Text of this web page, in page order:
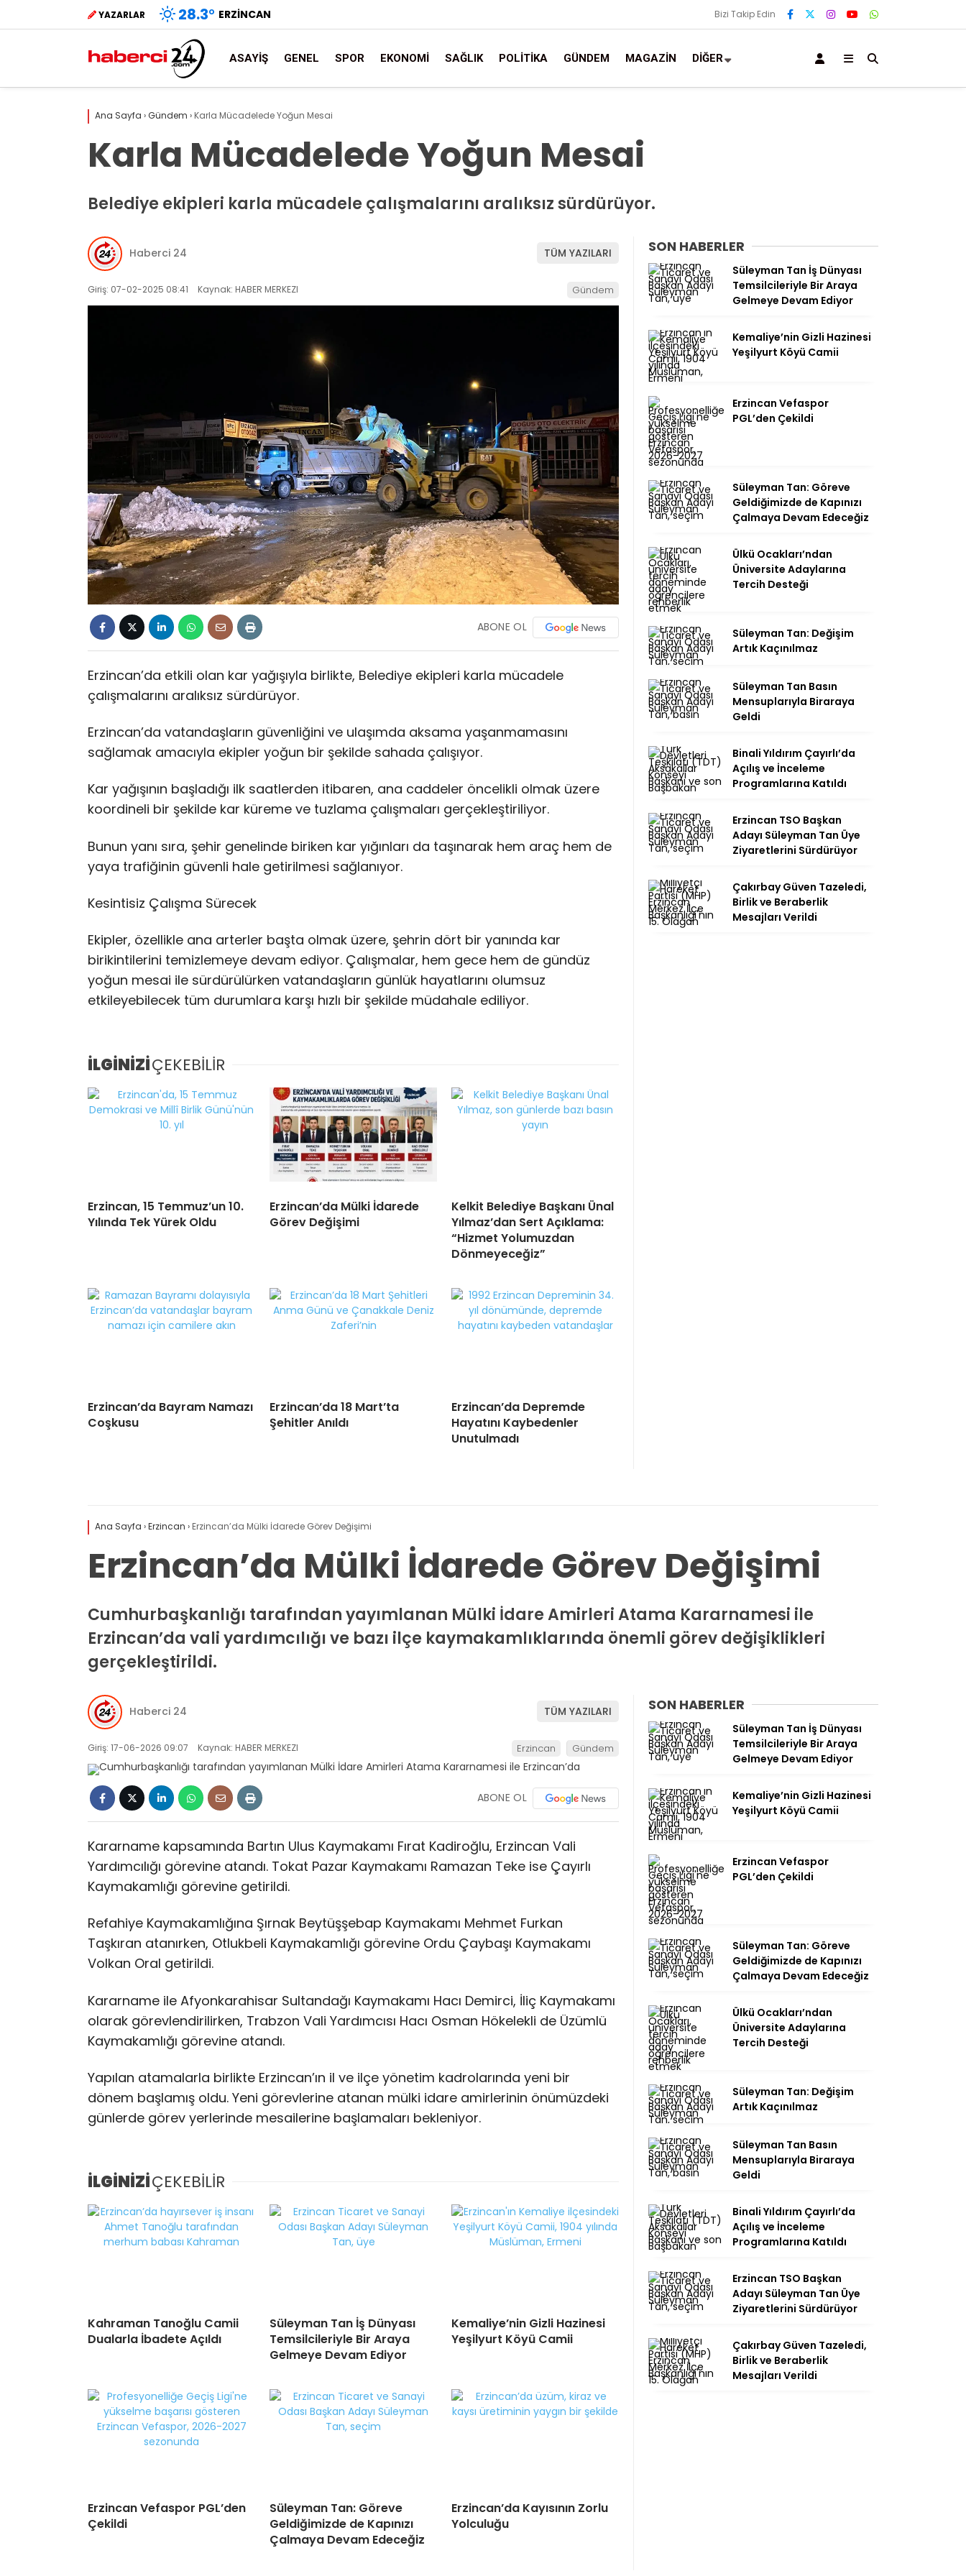
YAZARLAR 28.3° ERZINCAN Bizi Takip Edin
ASAYIŞ GENEL SPOR EKONOMI SAĞLIK POLITIKA GÜNDEM MAGAZIN DIĞER
Ana Sayfa ›Gündem › Karla Mücadelede Yoğun Mesai
Karla Mücadelede Yoğun Mesai
Belediye ekipleri karla mücadele çalışmalarını aralıksız sürdürüyor.
Haberci 24 TÜM YAZILARI
Giriş: 07-02-2025 08:41 Kaynak: HABER MERKEZI Gündem
ABONE OL
Erzincan’da etkili olan kar yağışıyla birlikte, Belediye ekipleri karla mücadele
çalışmalarını aralıksız sürdürüyor.
Erzincan’da vatandaşların güvenliğini ve ulaşımda aksama yaşanmamasını
sağlamak amacıyla ekipler yoğun bir şekilde sahada çalışıyor.
Kar yağışının başladığı ilk saatlerden itibaren, ana caddeler öncelikli olmak üzere
koordineli bir şekilde kar küreme ve tuzlama çalışmaları gerçekleştiriliyor.
Bunun yanı sıra, şehir genelinde biriken kar yığınları da taşınarak hem araç hem de
yaya trafiğinin güvenli hale getirilmesi sağlanıyor.
Kesintisiz Çalışma Sürecek
Ekipler, özellikle ana arterler başta olmak üzere, şehrin dört bir yanında kar
birikintilerini temizlemeye devam ediyor. Çalışmalar, hem gece hem de gündüz
yoğun mesai ile sürdürülürken vatandaşların günlük hayatlarını olumsuz
etkileyebilecek tüm durumlara karşı hızlı bir şekilde müdahale ediliyor.
İLGİNİZİÇEKEBİLİR
Erzincan, 15 Temmuz’un 10.
Yılında Tek Yürek Oldu
Erzincan’da Mülki İdarede
Görev Değişimi
Kelkit Belediye Başkanı Ünal
Yılmaz’dan Sert Açıklama:
“Hizmet Yolumuzdan
Dönmeyeceğiz”
Erzincan’da Bayram Namazı
Coşkusu
Erzincan’da 18 Mart’ta
Şehitler Anıldı
Erzincan’da Depremde
Hayatını Kaybedenler
Unutulmadı
SON HABERLER
Süleyman Tan İş Dünyası
Temsilcileriyle Bir Araya
Gelmeye Devam Ediyor
Kemaliye’nin Gizli Hazinesi
Yeşilyurt Köyü Camii
Erzincan Vefaspor
PGL’den Çekildi
Süleyman Tan: Göreve
Geldiğimizde de Kapınızı
Çalmaya Devam Edeceğiz
Ülkü Ocakları’ndan
Üniversite Adaylarına
Tercih Desteği
Süleyman Tan: Değişim
Artık Kaçınılmaz
Süleyman Tan Basın
Mensuplarıyla Biraraya
Geldi
Binali Yıldırım Çayırlı’da
Açılış ve İnceleme
Programlarına Katıldı
Erzincan TSO Başkan
Adayı Süleyman Tan Üye
Ziyaretlerini Sürdürüyor
Çakırbay Güven Tazeledi,
Birlik ve Beraberlik
Mesajları Verildi
Ana Sayfa ›Erzincan › Erzincan’da Mülki İdarede Görev Değişimi
Erzincan’da Mülki İdarede Görev Değişimi
Cumhurbaşkanlığı tarafından yayımlanan Mülki İdare Amirleri Atama Kararnamesi ile
Erzincan’da vali yardımcılığı ve bazı ilçe kaymakamlıklarında önemli görev değişiklikleri
gerçekleştirildi.
Haberci 24 TÜM YAZILARI
Giriş: 17-06-2026 09:07 Kaynak: HABER MERKEZI Erzincan Gündem
ABONE OL
Kararname kapsamında Bartın Ulus Kaymakamı Fırat Kadiroğlu, Erzincan Vali
Yardımcılığı görevine atandı. Tokat Pazar Kaymakamı Ramazan Teke ise Çayırlı
Kaymakamlığı görevine getirildi.
Refahiye Kaymakamlığına Şırnak Beytüşşebap Kaymakamı Mehmet Furkan
Taşkıran atanırken, Otlukbeli Kaymakamlığı görevine Ordu Çaybaşı Kaymakamı
Volkan Oral getirildi.
Kararname ile Afyonkarahisar Sultandağı Kaymakamı Hacı Demirci, İliç Kaymakamı
olarak görevlendirilirken, Trabzon Vali Yardımcısı Hacı Osman Hökelekli de Üzümlü
Kaymakamlığı görevine atandı.
Yapılan atamalarla birlikte Erzincan’ın il ve ilçe yönetim kadrolarında yeni bir
dönem başlamış oldu. Yeni görevlerine atanan mülki idare amirlerinin önümüzdeki
günlerde görev yerlerinde mesailerine başlamaları bekleniyor.
İLGİNİZİÇEKEBİLİR
Kahraman Tanoğlu Camii
Dualarla İbadete Açıldı
Süleyman Tan İş Dünyası
Temsilcileriyle Bir Araya
Gelmeye Devam Ediyor
Kemaliye’nin Gizli Hazinesi
Yeşilyurt Köyü Camii
Erzincan Vefaspor PGL’den
Çekildi
Süleyman Tan: Göreve
Geldiğimizde de Kapınızı
Çalmaya Devam Edeceğiz
Erzincan’da Kayısının Zorlu
Yolculuğu
SON HABERLER
Süleyman Tan İş Dünyası
Temsilcileriyle Bir Araya
Gelmeye Devam Ediyor
Kemaliye’nin Gizli Hazinesi
Yeşilyurt Köyü Camii
Erzincan Vefaspor
PGL’den Çekildi
Süleyman Tan: Göreve
Geldiğimizde de Kapınızı
Çalmaya Devam Edeceğiz
Ülkü Ocakları’ndan
Üniversite Adaylarına
Tercih Desteği
Süleyman Tan: Değişim
Artık Kaçınılmaz
Süleyman Tan Basın
Mensuplarıyla Biraraya
Geldi
Binali Yıldırım Çayırlı’da
Açılış ve İnceleme
Programlarına Katıldı
Erzincan TSO Başkan
Adayı Süleyman Tan Üye
Ziyaretlerini Sürdürüyor
Çakırbay Güven Tazeledi,
Birlik ve Beraberlik
Mesajları Verildi